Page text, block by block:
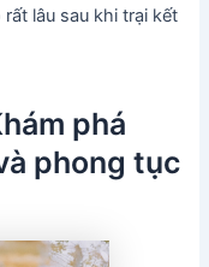
lâu sau khi trại kết
phá
phong tục